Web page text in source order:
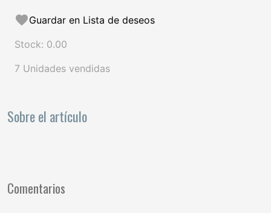
favoriteGuardar en Lista de deseos
Stock: 0.00
7 Unidades vendidas
Sobre el artículo
Comentarios